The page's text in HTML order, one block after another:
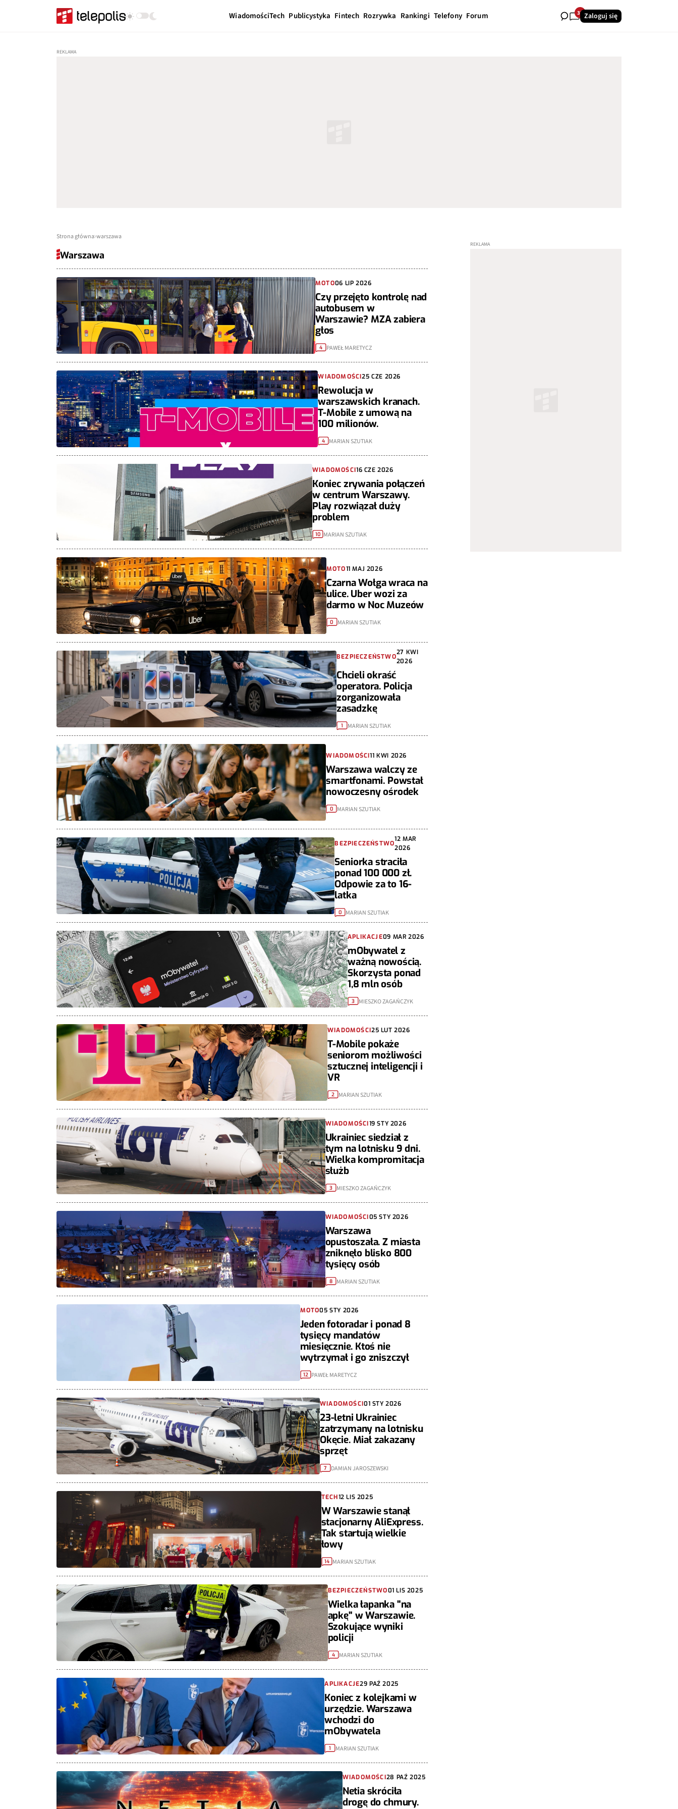
WiadomościTech Publicystyka Fintech Rozrywka Rankingi Telefony Forum 32Zaloguj się
Strona główna warszawa
Warszawa
MOTO06 LIP 2026
Czy przejęto kontrolę nad
autobusem w
Warszawie? MZA zabiera
głos
4 PAWEŁ MARETYCZ
WIADOMOŚCI25 CZE 2026
Rewolucja w
warszawskich kranach.
T-Mobile z umową na
100 milionów.
4 MARIAN SZUTIAK
WIADOMOŚCI16 CZE 2026
Koniec zrywania połączeń
w centrum Warszawy.
Play rozwiązał duży
problem
10 MARIAN SZUTIAK
MOTO11 MAJ 2026
Czarna Wołga wraca na
ulice. Uber wozi za
darmo w Noc Muzeów
0 MARIAN SZUTIAK
BEZPIECZEŃSTWO
27 KWI
2026
Chcieli okraść
operatora. Policja
zorganizowała
zasadzkę
1 MARIAN SZUTIAK
WIADOMOŚCI11 KWI 2026
Warszawa walczy ze
smartfonami. Powstał
nowoczesny ośrodek
0 MARIAN SZUTIAK
BEZPIECZEŃSTWO
12 MAR
2026
Seniorka straciła
ponad 100 000 zł.
Odpowie za to 16-
latka
0 MARIAN SZUTIAK
APLIKACJE09 MAR 2026
mObywatel z
ważną nowością.
Skorzysta ponad
1,8 mln osób
3 MIESZKO ZAGAŃCZYK
WIADOMOŚCI25 LUT 2026
T-Mobile pokaże
seniorom możliwości
sztucznej inteligencji i
VR
2 MARIAN SZUTIAK
WIADOMOŚCI19 STY 2026
Ukrainiec siedział z
tym na lotnisku 9 dni.
Wielka kompromitacja
służb
3 MIESZKO ZAGAŃCZYK
WIADOMOŚCI05 STY 2026
Warszawa
opustoszała. Z miasta
zniknęło blisko 800
tysięcy osób
8 MARIAN SZUTIAK
MOTO05 STY 2026
Jeden fotoradar i ponad 8
tysięcy mandatów
miesięcznie. Ktoś nie
wytrzymał i go zniszczył
12 PAWEŁ MARETYCZ
WIADOMOŚCI01 STY 2026
23-letni Ukrainiec
zatrzymany na lotnisku
Okęcie. Miał zakazany
sprzęt
7 DAMIAN JAROSZEWSKI
TECH12 LIS 2025
W Warszawie stanął
stacjonarny AliExpress.
Tak startują wielkie
łowy
14 MARIAN SZUTIAK
BEZPIECZEŃSTWO01 LIS 2025
Wielka łapanka "na
apkę" w Warszawie.
Szokujące wyniki
policji
4 MARIAN SZUTIAK
APLIKACJE29 PAŹ 2025
Koniec z kolejkami w
urzędzie. Warszawa
wchodzi do
mObywatela
1 MARIAN SZUTIAK
WIADOMOŚCI28 PAŹ 2025
Netia skróciła
drogę do chmury.